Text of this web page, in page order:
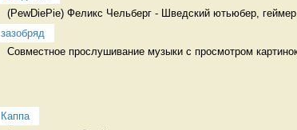
(PewDiePie) Феликс Чельберг - Шведский ютьюбер, геймер.
зазобряд
Совместное прослушивание музыки с просмотром
Каппа